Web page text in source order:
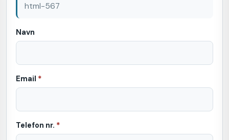
html-567
Navn
Email *
Telefon nr. *